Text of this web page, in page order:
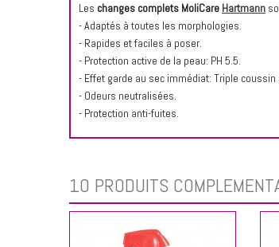
Les changes complets MoliCare Hartmann
- Adaptés à toutes les morphologies.
- Rapides et faciles à poser.
- Protection active de la peau: PH 5.5.
- Effet garde au sec immédiat: Triple coussin
- Odeurs neutralisées.
- Protection anti-fuites.
10 PRODUITS